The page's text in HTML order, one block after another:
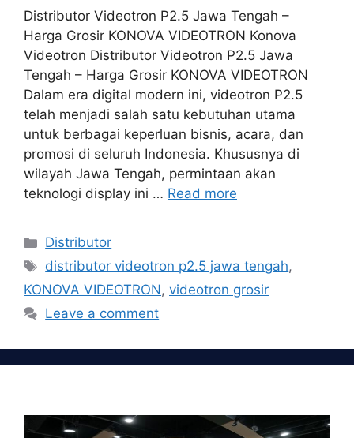
Distributor Videotron P2.5 Jawa Tengah –
Harga Grosir KONOVA VIDEOTRON Konova
Videotron Distributor Videotron P2.5 Jawa
Tengah – Harga Grosir KONOVA VIDEOTRON
Dalam era digital modern ini, videotron P2.5
telah menjadi salah satu kebutuhan utama
untuk berbagai keperluan bisnis, acara, dan
promosi di seluruh Indonesia. Khususnya di
wilayah Jawa Tengah, permintaan akan
teknologi display ini … Read more
Categories
Distributor
Tags
distributor videotron p2.5 jawa tengah,
KONOVA VIDEOTRON, videotron grosir
Leave a comment